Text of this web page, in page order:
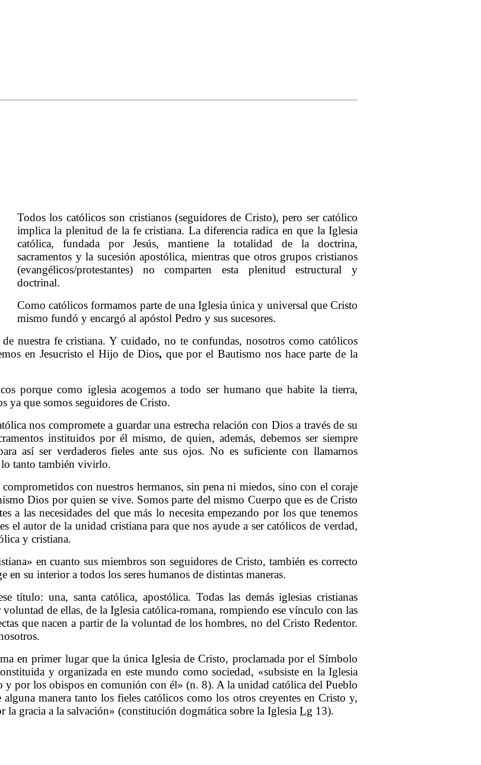
Todos los católicos son cristianos (seguidores de Cristo), pero ser católico
implica la plenitud de la fe cristiana. La diferencia radica en que la Iglesia
católica, fundada por Jesús, mantiene la totalidad de la doctrina,
sacramentos y la sucesión apostólica, mientras que otros grupos cristianos
(evangélicos/protestantes) no comparten esta plenitud estructural y
doctrinal.
Como católicos formamos parte de una Iglesia única y universal que Cristo
mismo fundó y encargó al apóstol Pedro y sus sucesores.
nuestra fe cristiana. Y cuidado,no te confundas, nosotros como católicos
en Jesucristo el Hijo de Dios, que por el Bautismo nos hace parte de la
porque como iglesia acogemos a todo ser humano que habite la tierra,
ya que somos seguidores de Cristo.
nos compromete a guardar una estrecha relación con Dios a través de su
instituidos por él mismo, de quien, además, debemos ser siempre
así ser verdaderos fieles ante sus ojos.No es suficiente con llamarnos
tanto también vivirlo.
con nuestros hermanos, sin pena ni miedos, sino con el coraje
Dios por quien se vive. Somos parte del mismo Cuerpo que es de Cristo
a las necesidades del que más lo necesita empezando por los que tenemos
el autor de la unidad cristiana para que nos ayude a ser católicos de verdad,
y cristiana.
en cuanto sus miembros son seguidores de Cristo, también es correcto
en su interior a todos los seres humanos de distintas maneras.
título: una, santa católica, apostólica. Todas las demás iglesias cristianas
de ellas, de la Iglesia católica-romana, rompiendo ese vínculo con las
que nacen a partir de la voluntad de los hombres, no del Cristo Redentor.
en primer lugar que la única Iglesia de Cristo, proclamada por el Símbolo
y organizada en este mundo como sociedad, «subsiste en la Iglesia
y por los obispos en comunión con él» (n. 8). A la unidad católica del Pueblo
manera tanto los fieles católicos como los otros creyentes en Cristo y,
la gracia a la salvación» (constitución dogmática sobre la Iglesia Lg 13).